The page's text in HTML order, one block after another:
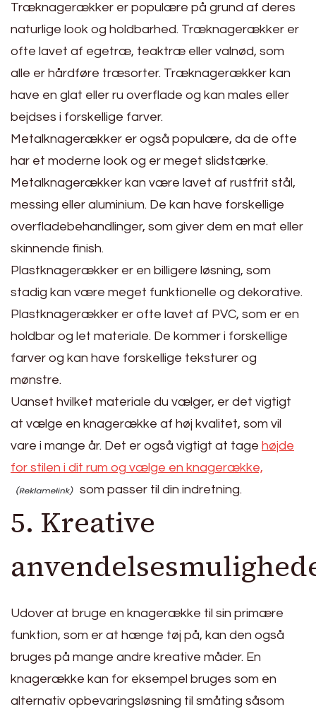
Træknagerækker er populære på grund af deres
naturlige look og holdbarhed. Træknagerækker er
ofte lavet af egetræ, teaktræ eller valnød, som
alle er hårdføre træsorter. Træknagerækker kan
have en glat eller ru overflade og kan males eller
bejdses i forskellige farver.
Metalknagerækker er også populære, da de ofte
har et moderne look og er meget slidstærke.
Metalknagerækker kan være lavet af rustfrit stål,
messing eller aluminium. De kan have forskellige
overfladebehandlinger, som giver dem en mat eller
skinnende finish.
Plastknagerækker er en billigere løsning, som
stadig kan være meget funktionelle og dekorative.
Plastknagerækker er ofte lavet af PVC, som er en
holdbar og let materiale. De kommer i forskellige
farver og kan have forskellige teksturer og
mønstre.
Uanset hvilket materiale du vælger, er det vigtigt
at vælge en knagerække af høj kvalitet, som vil
vare i mange år. Det er også vigtigt at tage højde
for stilen i dit rum og vælge en knagerække,
som passer til din indretning.
5. Kreative
Udover at bruge en knagerække til sin primære
funktion, som er at hænge tøj på, kan den også
bruges på mange andre kreative måder. En
knagerække kan for eksempel bruges som en
alternativ opbevaringsløsning til småting såsom